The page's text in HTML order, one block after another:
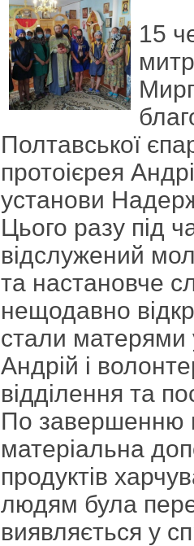
15
Полтавської
протоієрея
установи
Цього разу під
відслужений
та настановче
нещодавно
стали матерями
Андрій і
відділення та
По завершенню
матеріальна
продуктів
людям була
виявляється у